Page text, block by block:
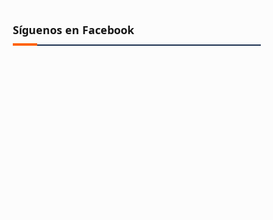
Síguenos en Facebook